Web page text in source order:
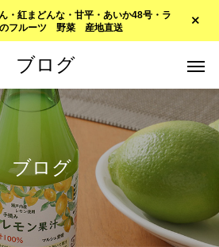
・紅まどんな・甘平・あいか48号・ラ
フルーツ 野菜 産地直送
ブログ
ブログ